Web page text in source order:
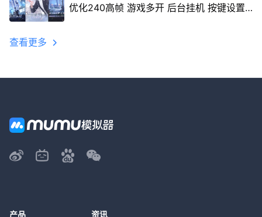
优化240高帧 游戏多开 后台挂机 按键设置
查看更多
产品 资讯